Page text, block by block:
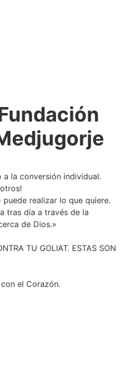
a la conversión individual.
realizar lo que quiere.
tras día a través de la
de Dios.»
TU GOLIAT. ESTAS SON
el Corazón.